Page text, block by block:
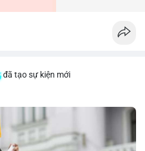
đã tạo sự kiện mới